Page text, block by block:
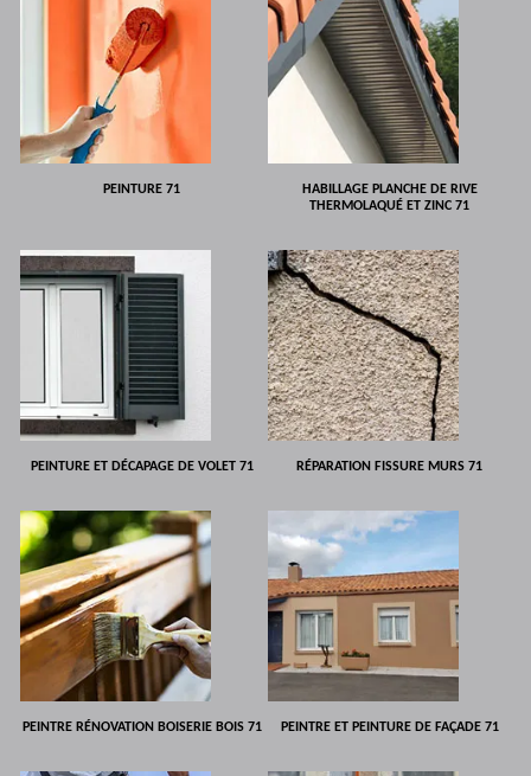
PEINTURE 71
HABILLAGE PLANCHE DE RIVE
THERMOLAQUÉ ET ZINC 71
PEINTURE ET DÉCAPAGE DE VOLET 71 RÉPARATION FISSURE MURS 71
PEINTRE RÉNOVATION BOISERIE BOIS 71 PEINTRE ET PEINTURE DE FAÇADE 71